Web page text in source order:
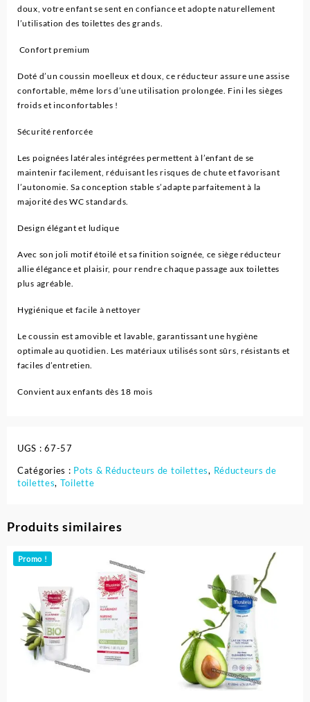
doux, votre enfant se sent en confiance et adopte naturellement
l’utilisation des toilettes des grands.
Confort premium
Doté d’un coussin moelleux et doux, ce réducteur assure une assise
confortable, même lors d’une utilisation prolongée. Fini les sièges
froids et inconfortables !
Sécurité renforcée
Les poignées latérales intégrées permettent à l’enfant de se
maintenir facilement, réduisant les risques de chute et favorisant
l’autonomie. Sa conception stable s’adapte parfaitement à la
majorité des WC standards.
Design élégant et ludique
Avec son joli motif étoilé et sa finition soignée, ce siège réducteur
allie élégance et plaisir, pour rendre chaque passage aux toilettes
plus agréable.
Hygiénique et facile à nettoyer
Le coussin est amovible et lavable, garantissant une hygiène
optimale au quotidien. Les matériaux utilisés sont sûrs, résistants et
faciles d’entretien.
Convient aux enfants dès 18 mois
UGS :67-57
Catégories : Pots & Réducteurs de toilettes, Réducteurs de
toilettes, Toilette
Produits similaires
Promo !